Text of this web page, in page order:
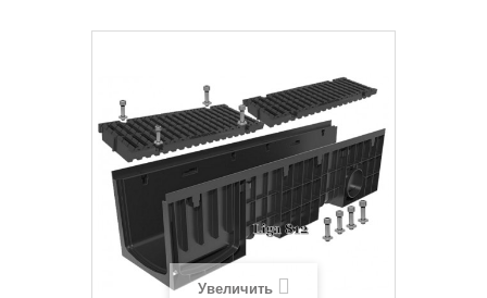
Увеличить